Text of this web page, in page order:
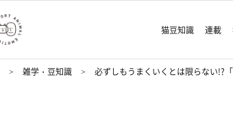
猫豆知識 連載
雑学・豆知識 必ずしもうまくいくとは限らない!?